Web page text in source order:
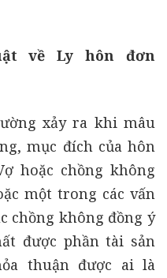
về Ly hôn đơn
xảy ra khi mâu
mục đích của hôn
hoặc chồng không
một trong các vấn
chồng không đồng ý
được phần tài sản
thuận được ai là